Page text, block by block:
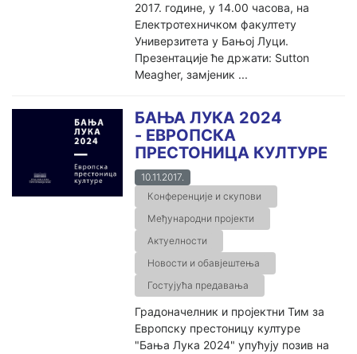
2017. године, у 14.00 часова, на
Електротехничком факултету
Универзитета у Бањој Луци.
Презентације ће држати: Sutton
Meagher, замјеник ...
БАЊА ЛУКА 2024
- ЕВРОПСКА
ПРЕСТОНИЦА КУЛТУРЕ
10.11.2017.
Конференције и скупови
Међународни пројекти
Актуелности
Новости и обавјештења
Гостујућа предавања
Градоначелник и пројектни Тим за
Европску престоницу културе
"Бања Лука 2024" упућују позив на